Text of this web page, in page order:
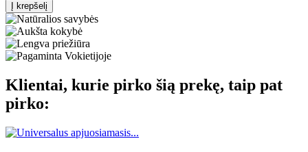
Į krepšelį
Klientai, kurie pirko šią prekę, taip pat
pirko: